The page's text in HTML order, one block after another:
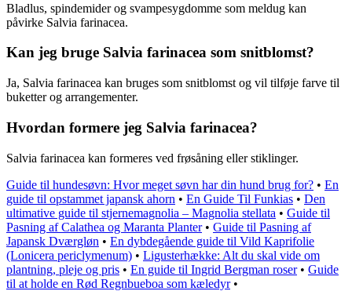
Bladlus, spindemider og svampesygdomme som meldug kan
påvirke Salvia farinacea.
Kan jeg bruge Salvia farinacea som snitblomst?
Ja, Salvia farinacea kan bruges som snitblomst og vil tilføje farve til
buketter og arrangementer.
Hvordan formere jeg Salvia farinacea?
Salvia farinacea kan formeres ved frøsåning eller stiklinger.
Guide til hundesøvn: Hvor meget søvn har din hund brug for? • En
guide til opstammet japansk ahorn • En Guide Til Funkias • Den
ultimative guide til stjernemagnolia – Magnolia stellata • Guide til
Pasning af Calathea og Maranta Planter• Guide til Pasning af
Japansk Dværgløn • En dybdegående guide til Vild Kaprifolie
(Lonicera periclymenum) • Ligusterhække: Alt du skal vide om
plantning, pleje og pris • En guide til Ingrid Bergman roser• Guide
til at holde en Rød Regnbueboa som kæledyr•